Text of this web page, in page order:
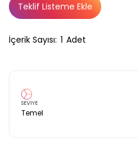
İçerik Sayısı: 1 Adet
SEVİYE
Temel
Teklif Listeme Ekle